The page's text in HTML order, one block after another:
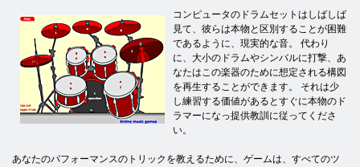
コンピュータのドラムセットはしばしば
見て、彼らは本物と区別することが困難
であるように、現実的な音。 代わり
に、大小のドラムやシンバルに打撃、あ
なたはこの楽器のために想定される構図
を再生することができます。 それは少
し練習する価値があるとすぐに本物のド
ラマーになっ提供教訓に従ってくださ
い。
あなたのパフォーマンスのトリックを教えるために、ゲームは、すべてのツ